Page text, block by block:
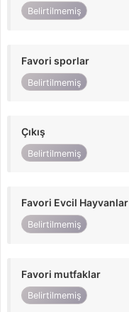
Belirtilmemiş
Favori sporlar
Belirtilmemiş
Çıkış
Belirtilmemiş
Favori Evcil Hayvanlar
Belirtilmemiş
Favori mutfaklar
Belirtilmemiş